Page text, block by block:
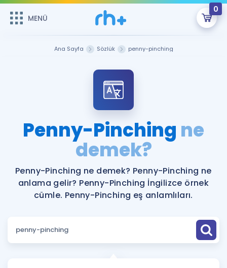
MENÜ
0
Şifremi Hatırlamıyorum
Sepetin Şu An Boş.
Remzi Hoca ile seni sınava hazırlayacak onlarca eğitim seni
bekliyor!
MENÜ
Katılımcı Görüşleri
Faydalı Araçlar
Ücretsiz Kaynaklar
Puan Hesaplama
İngilizce Gramer
Ana Sayfa Sözlük penny-pinching
Penny-Pinching ne
demek?
Penny-Pinching ne demek? Penny-Pinching ne
anlama gelir? Penny-Pinching İngilizce örnek
cümle. Penny-Pinching eş anlamlıları.